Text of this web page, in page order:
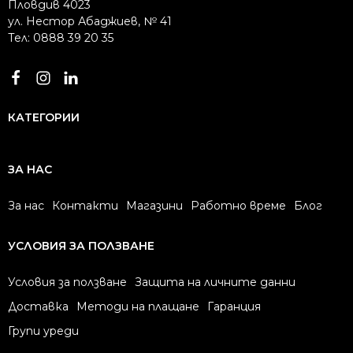
Пловдив 4023
ул. Нестор Абаджиев, № 41
Тел: 0888 39 20 35
КАТЕГОРИИ
ЗА НАС
За нас Контакти Магазини Работно време Блог
УСЛОВИЯ ЗА ПОЛЗВАНЕ
Условия за ползване
Защита на личните данни
Доставка
Методи на плащане
Гаранция
Групи уреди